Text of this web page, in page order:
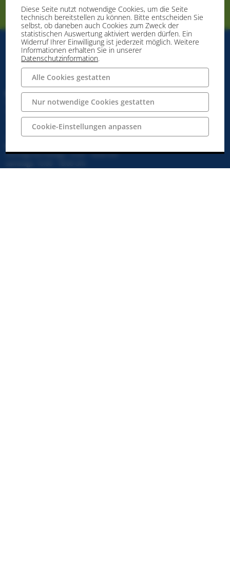
Stadtmarketing Ibbenbüren GmbH
Neumarkt 39
49477 Ibbenbüren
Telefon: 05451 / 54 54 50
Telefax: 05451 / 54 54 590
info@ibbenbueren.info
montags bis freitags: 10:00 - 18:00 Uhr
Diese Seite nutzt notwendige Cookies, um die Seite
technisch bereitstellen zu können. Bitte entscheiden Sie
selbst, ob daneben auch Cookies zum Zweck der
statistischen Auswertung aktiviert werden dürfen. Ein
Widerruf Ihrer Einwilligung ist jederzeit möglich. Weitere
Informationen erhalten Sie in unserer
Datenschutzinformation.
Alle Cookies gestatten
Nur notwendige Cookies gestatten
Cookie-Einstellungen anpassen